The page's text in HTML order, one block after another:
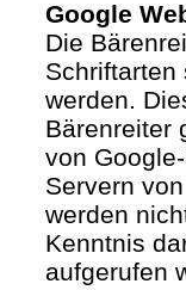
Google
Die
Schriftarten
werden.
Bärenreiter
von
Servern
werden
Kenntnis
aufgerufen